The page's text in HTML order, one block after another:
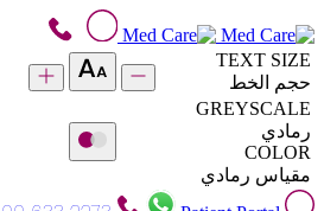
TEXT SIZE
حجم الخط
GREYSCALE
رمادي
COLOR
مقياس رمادي